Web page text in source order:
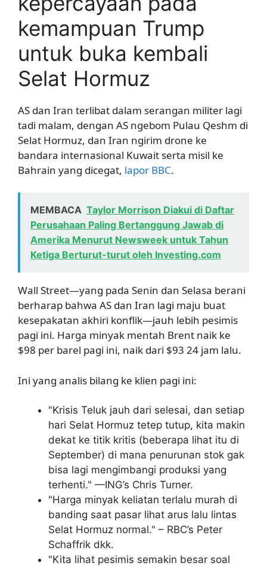
kemampuan Trump
untuk buka kembali
Selat Hormuz
AS dan Iran terlibat dalam serangan militer lagi
tadi malam, dengan AS ngebom Pulau Qeshm di
Selat Hormuz, dan Iran ngirim drone ke
bandara internasional Kuwait serta misil ke
Bahrain yang dicegat, lapor BBC.
MEMBACA Taylor Morrison Diakui di Daftar
Perusahaan Paling Bertanggung Jawab di
Amerika Menurut Newsweek untuk Tahun
Ketiga Berturut-turut oleh Investing.com
Wall Street—yang pada Senin dan Selasa berani
berharap bahwa AS dan Iran lagi maju buat
kesepakatan akhiri konflik—jauh lebih pesimis
pagi ini. Harga minyak mentah Brent naik ke
$98 per barel pagi ini, naik dari $93 24 jam lalu.
Ini yang analis bilang ke klien pagi ini:
"Krisis Teluk jauh dari selesai, dan setiap
hari Selat Hormuz tetep tutup, kita makin
dekat ke titik kritis (beberapa lihat itu di
September) di mana penurunan stok gak
bisa lagi mengimbangi produksi yang
terhenti." —ING’s Chris Turner.
"Harga minyak keliatan terlalu murah di
banding saat pasar lihat arus lalu lintas
Selat Hormuz normal." – RBC’s Peter
Schaffrik dkk.
"Kita lihat pesimis semakin besar soal